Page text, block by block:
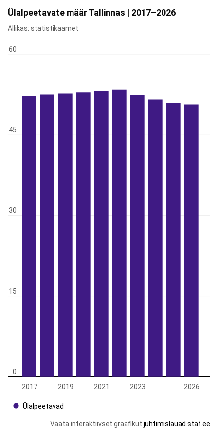
Ülalpeetavate määr Tallinnas | 2017–2026
Allikas: statistikaamet
2017 2019 2021 2023 2026
0
15
30
45
60
Ülalpeetavad
Vaata interaktiivset graafikut juhtimislauad.stat.ee